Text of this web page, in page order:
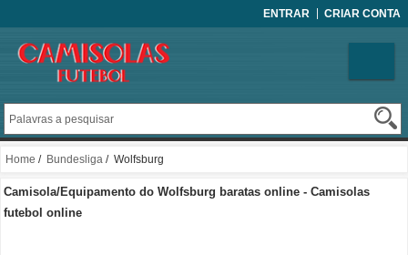
ENTRAR CRIAR CONTA
Home / Bundesliga / Wolfsburg
Camisola/Equipamento do Wolfsburg baratas online - Camisolas
futebol online